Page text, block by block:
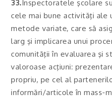
33.Inspectoratele şcolare
cele mai bune activităţi ale
metode variate, care să
larg şi implicarea unui
comunităţii în evaluarea şi
valoroase acţiuni:
propriu, pe cel al
informări/articole în mass-